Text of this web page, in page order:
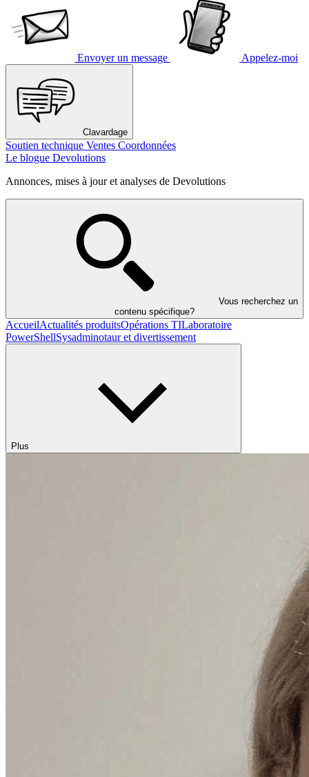
Envoyer un message Appelez-moi
Clavardage
Soutien technique Ventes Coordonnées
Le blogue Devolutions
Annonces, mises à jour et analyses de Devolutions
Vous recherchez un
contenu spécifique?
AccueilActualités produitsOpérations TILaboratoire
PowerShellSysadminotaur et divertissement
Plus